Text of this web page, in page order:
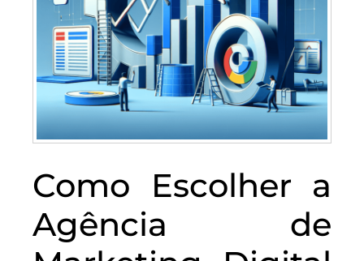
Como Escolher a
Agência de